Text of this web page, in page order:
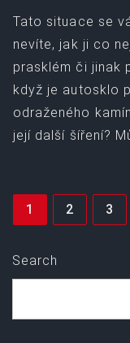
Search
Tato situace se
nevíte, jak ji co
prasklém či jinak
když je autosklo
odraženého
její další šíření?
Posts
pagination
1 2 3